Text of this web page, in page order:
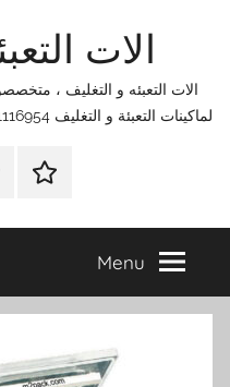
الات
الات التعبئه و التغليف ،
لماكينات التعبئة و التغليف 01211116954 – 01211116956 – 01211116958
الرئيسية
Menu